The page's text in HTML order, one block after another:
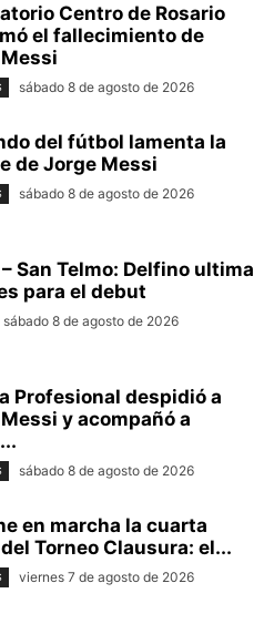
Centro de Rosario
el fallecimiento de
sábado 8 de agosto de 2026
del fútbol lamenta la
de Jorge Messi
sábado 8 de agosto de 2026
San Telmo: Delfino ultima
para el debut
sábado 8 de agosto de 2026
Profesional despidió a
y acompañó a
sábado 8 de agosto de 2026
en marcha la cuarta
Torneo Clausura: el...
viernes 7 de agosto de 2026